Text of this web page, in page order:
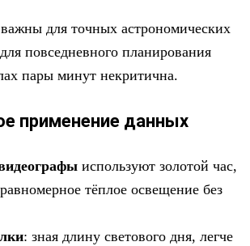
для точных астрономических
повседневного планирования
пары минут некритична.
применение данных
используют золотой час,
тёплое освещение без
: зная длину светового дня, легче